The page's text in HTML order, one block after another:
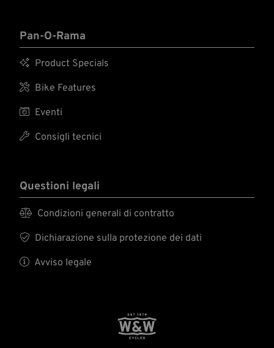
Pan-O-Rama
 Product Specials
 Bike Features
 Eventi
 Consigli tecnici
Questioni legali
 Condizioni generali di contratto
 Dichiarazione sulla protezione dei dati
 Avviso legale